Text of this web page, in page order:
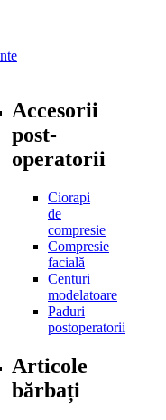
Accesorii
post-
operatorii
Ciorapi
de
compresie
Compresie
facială
Centuri
modelatoare
Paduri
postoperatorii
Articole
bărbați